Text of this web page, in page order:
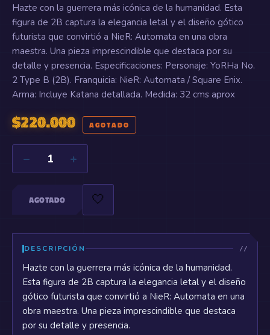
Hazte con la guerrera más icónica de la humanidad. Esta
figura de 2B captura la elegancia letal y el diseño gótico
futurista que convirtió a NieR: Automata en una obra
maestra. Una pieza imprescindible que destaca por su
detalle y presencia. Especificaciones: Personaje: YoRHa No.
2 Type B (2B). Franquicia: NieR: Automata / Square Enix.
Arma: Incluye Katana detallada. Medida: 32 cms aprox
$220.000 AGOTADO
− 1 +
AGOTADO 🤍
DESCRIPCIÓN
Hazte con la guerrera más icónica de la humanidad.
Esta figura de 2B captura la elegancia letal y el diseño
gótico futurista que convirtió a NieR: Automata en una
obra maestra. Una pieza imprescindible que destaca
por su detalle y presencia.